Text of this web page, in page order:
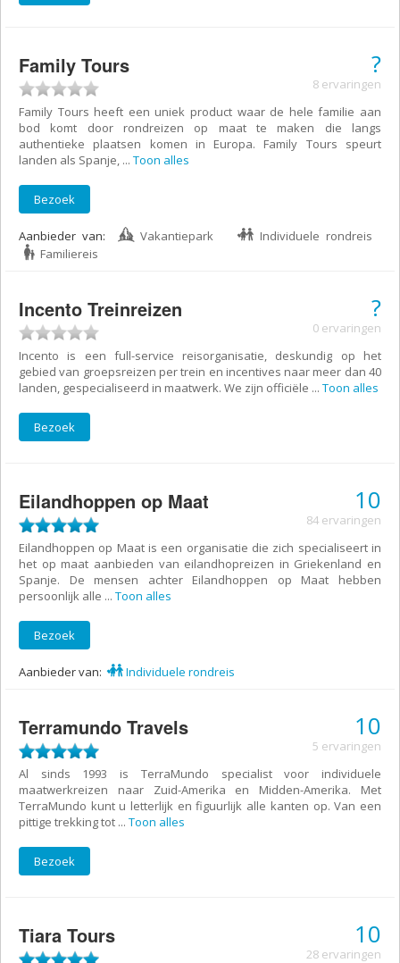
?
8 ervaringen
Family Tours
Family Tours heeft een uniek product waar de hele familie aan
bod komt door rondreizen op maat te maken die langs
authentieke plaatsen komen in Europa. Family Tours speurt
landen als Spanje, ... Toon alles
Bezoek
Aanbieder van: Vakantiepark
Individuele rondreis
Familiereis
?
0 ervaringen
Incento Treinreizen
Incento is een full-service reisorganisatie, deskundig op het
gebied van groepsreizen per trein en incentives naar meer dan 40
landen, gespecialiseerd in maatwerk. We zijn officiële ... Toon alles
Bezoek
10
84 ervaringen
Eilandhoppen op Maat
Eilandhoppen op Maat is een organisatie die zich specialiseert in
het op maat aanbieden van eilandhopreizen in Griekenland en
Spanje. De mensen achter Eilandhoppen op Maat hebben
persoonlijk alle ... Toon alles
Bezoek
Aanbieder van: Individuele rondreis
10
5 ervaringen
Terramundo Travels
Al sinds 1993 is TerraMundo specialist voor individuele
maatwerkreizen naar Zuid-Amerika en Midden-Amerika. Met
TerraMundo kunt u letterlijk en figuurlijk alle kanten op. Van een
pittige trekking tot ... Toon alles
Bezoek
10
28 ervaringen
Tiara Tours